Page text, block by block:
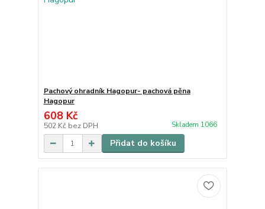
Pachový ohradník Hagopur- pachová pěna
Hagopur
608 Kč
502 Kč bez DPH Skladem 1066
Přidat do košíku